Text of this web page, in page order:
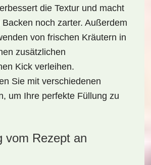
die Textur und macht
noch zarter. Außerdem
von frischen Kräutern in
zusätzlichen
Kick verleihen.
Sie mit verschiedenen
um Ihre perfekte Füllung zu
vom Rezept an